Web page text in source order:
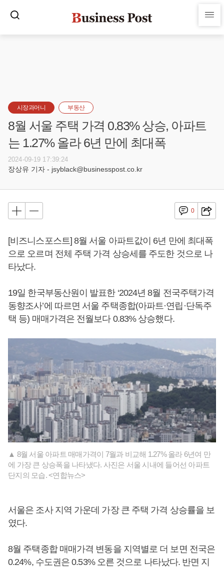
시장과머니 부동산
8월 서울 주택 가격 0.83% 상승, 아파트
는 1.27% 올라 6년 만에 최대폭
2024-09-19 17:39:24
장상유 기자 - jsyblack@businesspost.co.kr
0
[비즈니스포스트] 8월 서울 아파트값이 6년 만에 최대폭
으로 오르며 전체 주택 가격 상승세를 주도한 것으로 나
타났다.
19일 한국부동산원이 발표한 ‘2024년 8월 전국주택가격
동향조사’에 따르면 서울 주택종합(아파트·연립·단독주
택 등) 매매가격은 전월보다 0.83% 상승했다.
▲ 8월 서울 아파트 매매가격이 7월과 비교해 1.27% 올라 6년여 만
에 가장 큰 상승폭을 나타냈다. 사진은 서울 시내에 들어선 아파트
단지의 모습. <연합뉴스>
서울은 조사 지역 가운데 가장 큰 주택 가격 상승률을 보
였다.
8월 주택종합 매매가격 변동을 지역별로 더 보면 전국은
0.24%, 수도권은 0.53% 오른 것으로 나타났다. 반면 지